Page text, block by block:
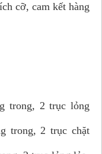
cỡ, cam kết hàng
trong, 2 trục lỏng
trong, 2 trục chặt